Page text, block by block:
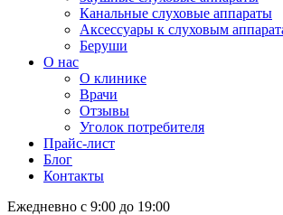
Канальные слуховые аппараты
Аксессуары к слуховым
Беруши
О нас
О клинике
Врачи
Отзывы
Уголок потребителя
Прайс-лист
Блог
Контакты
Ежедневно с 9:00 до 19:00